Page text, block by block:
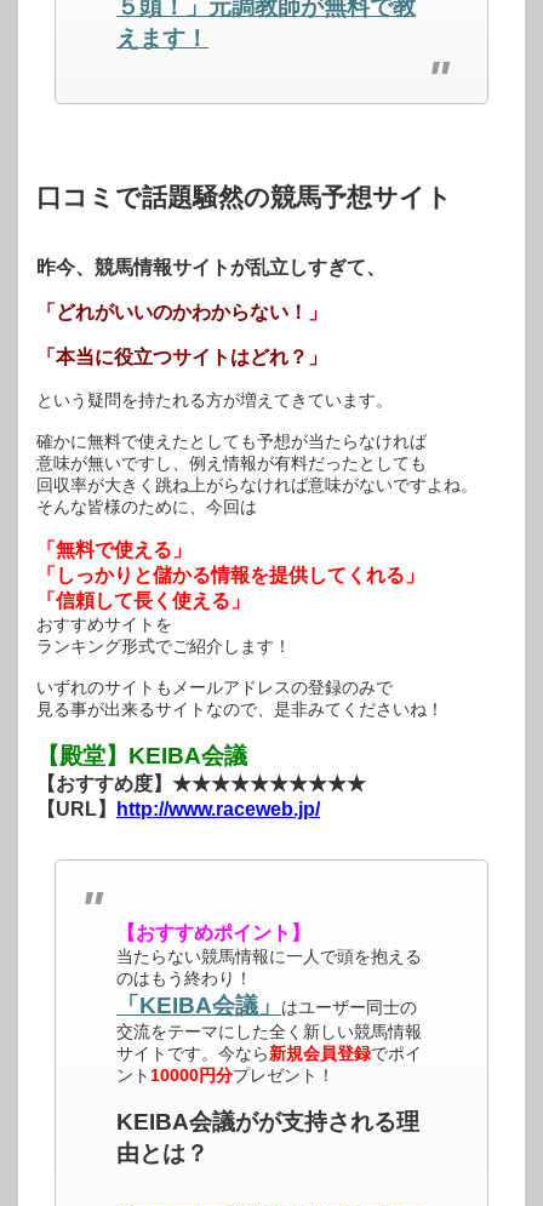
ま
だ
さ
い
ウ
開
き
ン
ド
ウ
ま
５頭！」元調教師が無料で教
えます！
口コミで話題騒然の競馬予想サイト
昨今、競馬情報サイトが乱立しすぎて、
「どれがいいのかわからない！」
「本当に役立つサイトはどれ？」
という疑問を持たれる方が増えてきています。
確かに無料で使えたとしても予想が当たらなければ
意味が無いですし、例え情報が有料だったとしても
回収率が大きく跳ね上がらなければ意味がないですよね。
そんな皆様のために、今回は
「無料で使える」
「しっかりと儲かる情報を提供してくれる」
「信頼して長く使える」
おすすめサイトを
ランキング形式でご紹介します！
いずれのサイトもメールアドレスの登録のみで
見る事が出来るサイトなので、是非みてくださいね！
【殿堂】KEIBA会議
【おすすめ度】★★★★★★★★★★
【URL】
http://www.raceweb.jp/
【おすすめポイント】
当たらない競馬情報に一人で頭を抱える
のはもう終わり！
「KEIBA会議」
はユーザー同士の
交流をテーマにした全く新しい競馬情報
サイトです。今なら新規会員登録でポイ
ント 10000円分プレゼント！
KEIBA会議がが支持される理
由とは？